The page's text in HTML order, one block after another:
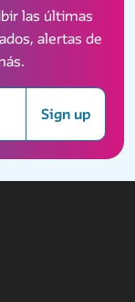
las últimas
alertas de
Sign up